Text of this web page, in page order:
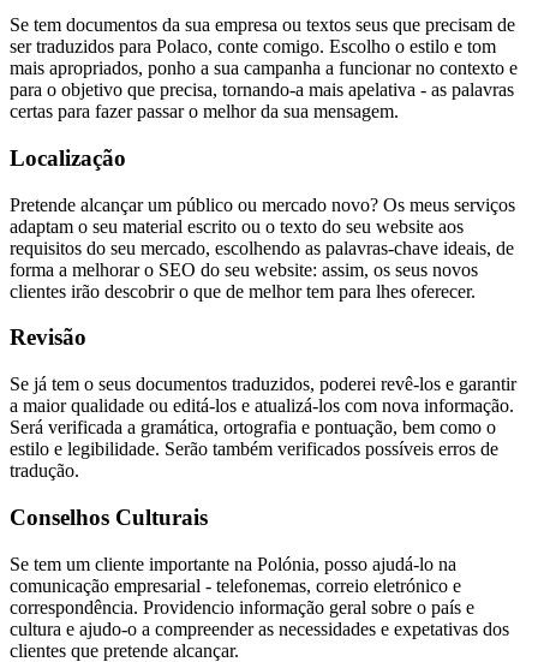
Se tem documentos da sua empresa ou textos seus que precisam de
ser traduzidos para Polaco, conte comigo. Escolho o estilo e tom
mais apropriados, ponho a sua campanha a funcionar no contexto e
para o objetivo que precisa, tornando-a mais apelativa - as palavras
certas para fazer passar o melhor da sua mensagem.
Localização
Pretende alcançar um público ou mercado novo? Os meus serviços
adaptam o seu material escrito ou o texto do seu website aos
requisitos do seu mercado, escolhendo as palavras-chave ideais, de
forma a melhorar o SEO do seu website: assim, os seus novos
clientes irão descobrir o que de melhor tem para lhes oferecer.
Revisão
Se já tem o seus documentos traduzidos, poderei revê-los e garantir
a maior qualidade ou editá-los e atualizá-los com nova informação.
Será verificada a gramática, ortografia e pontuação, bem como o
estilo e legibilidade. Serão também verificados possíveis erros de
tradução.
Conselhos Culturais
Se tem um cliente importante na Polónia, posso ajudá-lo na
comunicação empresarial - telefonemas, correio eletrónico e
correspondência. Providencio informação geral sobre o país e
cultura e ajudo-o a compreender as necessidades e expetativas dos
clientes que pretende alcançar.